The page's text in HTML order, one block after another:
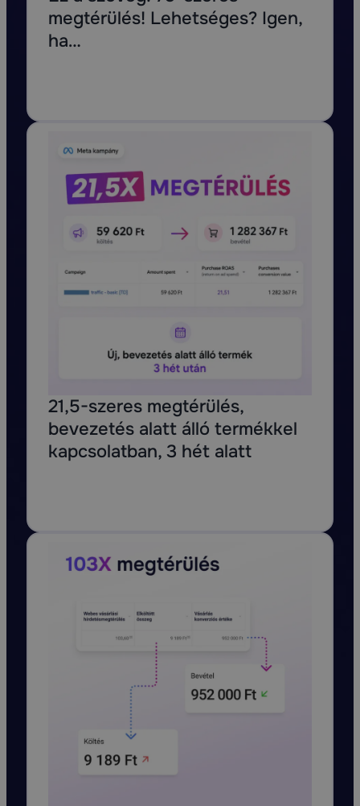
megtérülés! Lehetséges? Igen,
ha…
21,5-szeres megtérülés,
bevezetés alatt álló termékkel
kapcsolatban, 3 hét alatt